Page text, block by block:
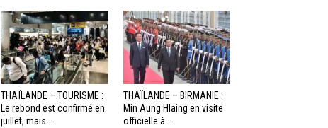
THAÏLANDE – TOURISME :
Le rebond est confirmé en
juillet, mais...
THAÏLANDE – BIRMANIE :
Min Aung Hlaing en visite
officielle à...